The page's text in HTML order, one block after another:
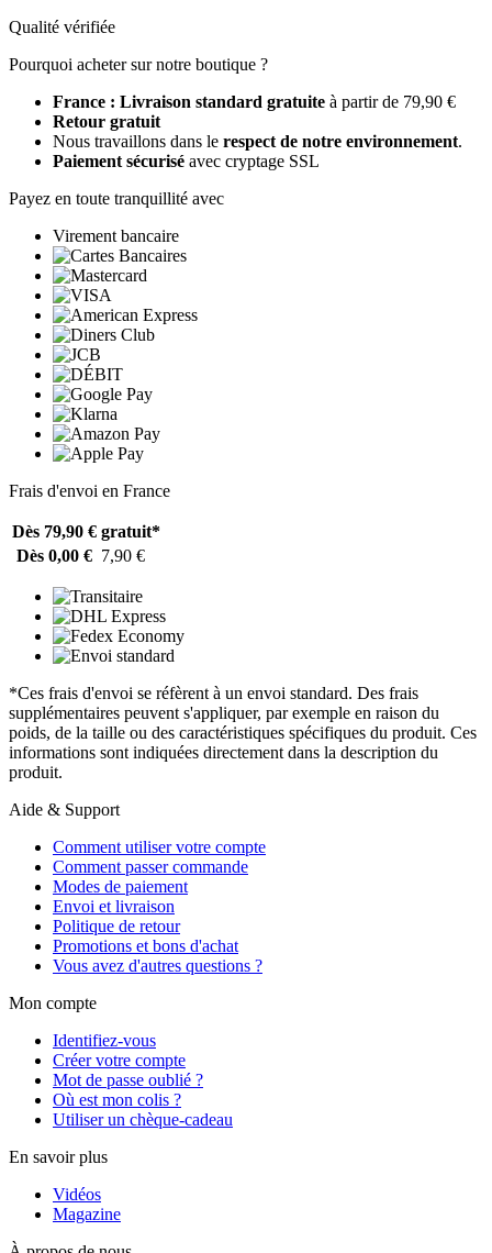
Qualité vérifiée
Pourquoi acheter sur notre boutique ?
France : Livraison standard gratuite à partir de 79,90 €
Retour gratuit
Nous travaillons dans le respect de notre environnement.
Paiement sécurisé avec cryptage SSL
Payez en toute tranquillité avec
Virement bancaire
Frais d'envoi en France
Dès 79,90 € gratuit*
Dès 0,00 € 7,90 €
*Ces frais d'envoi se réfèrent à un envoi standard. Des frais
supplémentaires peuvent s'appliquer, par exemple en raison du
poids, de la taille ou des caractéristiques spécifiques du produit. Ces
informations sont indiquées directement dans la description du
produit.
Aide & Support
Comment utiliser votre compte
Comment passer commande
Modes de paiement
Envoi et livraison
Politique de retour
Promotions et bons d'achat
Vous avez d'autres questions ?
Mon compte
Identifiez-vous
Créer votre compte
Mot de passe oublié ?
Où est mon colis ?
Utiliser un chèque-cadeau
En savoir plus
Vidéos
Magazine